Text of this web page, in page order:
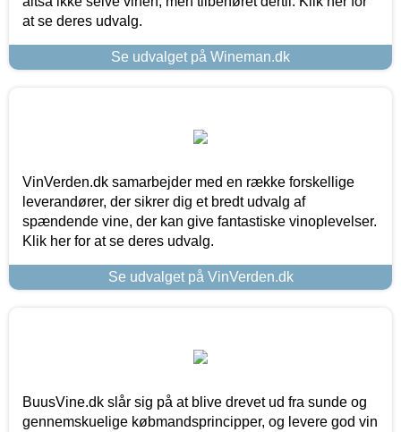
at se deres udvalg.
Se udvalget på Wineman.dk
VinVerden.dk samarbejder med en række forskellige
leverandører, der sikrer dig et bredt udvalg af
spændende vine, der kan give fantastiske vinoplevelser.
Klik her for at se deres udvalg.
Se udvalget på VinVerden.dk
BuusVine.dk slår sig på at blive drevet ud fra sunde og
gennemskuelige købmandsprincipper, og levere god vin